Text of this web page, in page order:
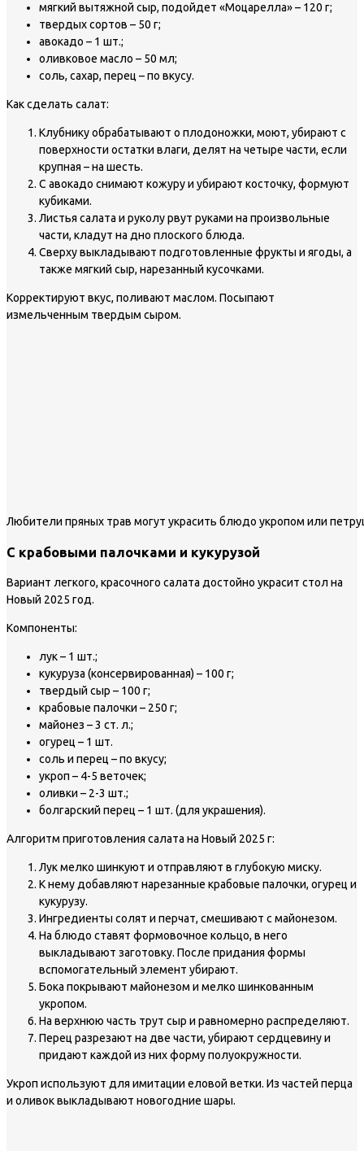
мягкий вытяжной сыр, подойдет «Моцарелла» – 120 г;
твердых сортов – 50 г;
авокадо – 1 шт.;
оливковое масло – 50 мл;
соль, сахар, перец – по вкусу.
Как сделать салат:
Клубнику обрабатывают о плодоножки, моют, убирают с
поверхности остатки влаги, делят на четыре части, если
крупная – на шесть.
С авокадо снимают кожуру и убирают косточку, формуют
кубиками.
Листья салата и руколу рвут руками на произвольные
части, кладут на дно плоского блюда.
Сверху выкладывают подготовленные фрукты и ягоды, а
также мягкий сыр, нарезанный кусочками.
Корректируют вкус, поливают маслом. Посыпают
измельченным твердым сыром.
Любители пряных трав могут украсить блюдо укропом или
С крабовыми палочками и кукурузой
Вариант легкого, красочного салата достойно украсит стол на
Новый 2025 год.
Компоненты:
лук – 1 шт.;
кукуруза (консервированная) – 100 г;
твердый сыр – 100 г;
крабовые палочки – 250 г;
майонез – 3 ст. л.;
огурец – 1 шт.
соль и перец – по вкусу;
укроп – 4-5 веточек;
оливки – 2-3 шт.;
болгарский перец – 1 шт. (для украшения).
Алгоритм приготовления салата на Новый 2025 г:
Лук мелко шинкуют и отправляют в глубокую миску.
К нему добавляют нарезанные крабовые палочки, огурец и
кукурузу.
Ингредиенты солят и перчат, смешивают с майонезом.
На блюдо ставят формовочное кольцо, в него
выкладывают заготовку. После придания формы
вспомогательный элемент убирают.
Бока покрывают майонезом и мелко шинкованным
укропом.
На верхнюю часть трут сыр и равномерно распределяют.
Перец разрезают на две части, убирают сердцевину и
придают каждой из них форму полуокружности.
Укроп используют для имитации еловой ветки. Из частей перца
и оливок выкладывают новогодние шары.